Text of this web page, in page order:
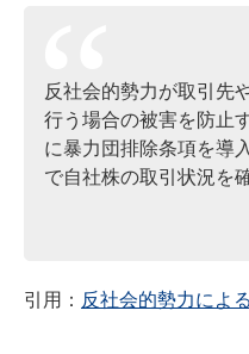
反社会的勢力が取引先
行う場合の被害を防止
に暴力団排除条項を導
で自社株の取引状況を
引用： 反社会的勢力によ